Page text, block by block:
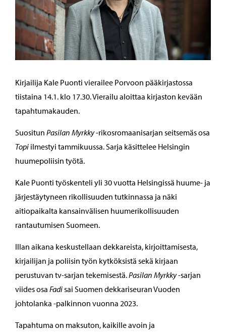
Kirjailija Kale Puonti vierailee Porvoon pääkirjastossa
tiistaina 14.1. klo 17.30. Vierailu aloittaa kirjaston kevään
tapahtumakauden.
Suositun Pasilan Myrkky-rikosromaanisarjan seitsemäs osa
Topi ilmestyi tammikuussa. Sarja käsittelee Helsingin
huumepoliisin työtä.
Kale Puonti työskenteli yli 30 vuotta Helsingissä huume- ja
järjestäytyneen rikollisuuden tutkinnassa ja näki
aitiopaikalta kansainvälisen huumerikollisuuden
rantautumisen Suomeen.
Illan aikana keskustellaan dekkareista, kirjoittamisesta,
kirjailijan ja poliisin työn kytköksistä sekä kirjaan
perustuvan tv-sarjan tekemisestä.Pasilan Myrkky-sarjan
viides osa Fadisai Suomen dekkariseuran Vuoden
johtolanka -palkinnon vuonna 2023.
Tapahtuma on maksuton, kaikille avoin ja